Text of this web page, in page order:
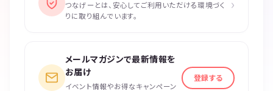
つなげーとは、安心してご利用いただける環境づく
りに取り組んでいます。
メールマガジンで最新情報を
お届け
イベント情報やお得なキャンペーン
登録する